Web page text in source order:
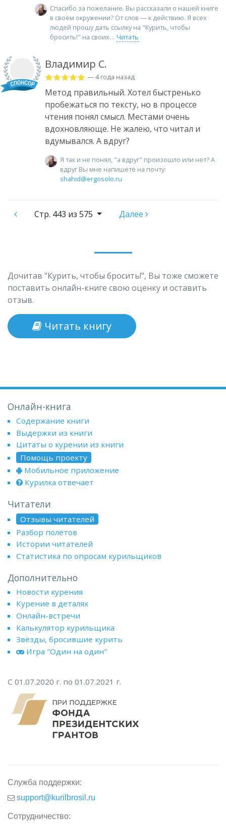
Спасибо за пожелание. Вы рассказали о нашей книге
в своём окружении? От слов — к действию. Я всех
людей прошу дать ссылку на "Курить, чтобы
бросить!" на своих
Читать
Владимир С.
— 4 года назад
Метод правильный. Хотел быстренько
пробежаться по тексту, но в процессе
чтения понял смысл. Местами очень
вдохновляюще. Не жалею, что читал и
вдумывался. А вдруг?
Я так и не понял, "а вдруг" произошло или нет? А
вдруг Вы мне напишете на почту:
shahid@ergosolo.ru
Стр. 443 из 575 Далее
Дочитав "Курить, чтобы бросить!", Вы тоже сможете
поставить онлайн-книге свою оценку и оставить
отзыв.
Читать книгу
Онлайн-книга
Содержание книги
Выдержки из книги
Цитаты о курении из книги
Помощь проекту
Мобильное приложение
Курилка отвечает
Читатели
Отзывы читателей
Разбор полётов
Истории читателей
Статистика по опросам курильщиков
Дополнительно
Новости курения
Курение в деталях
Онлайн-встречи
Калькулятор курильщика
Звёзды, бросившие курить
Игра "Один на один"
С 01.07.2020 г. по 01.07.2021 г.
Служба поддержки:
support@kurilbrosil.ru
Сотрудничество: